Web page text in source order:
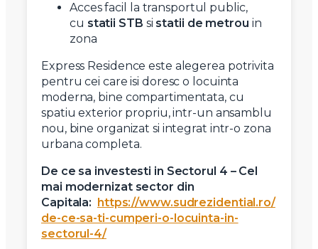
Acces facil la transportul public,
cu statii STB si statii de metrou in
zona
Express Residence este alegerea potrivita
pentru cei care isi doresc o locuinta
moderna, bine compartimentata, cu
spatiu exterior propriu, intr-un ansamblu
nou, bine organizat si integrat intr-o zona
urbana completa.
De ce sa investesti in Sectorul 4 – Cel
mai modernizat sector din
Capitala:
https://www.sudrezidential.ro/
de-ce-sa-ti-cumperi-o-locuinta-in-
sectorul-4/